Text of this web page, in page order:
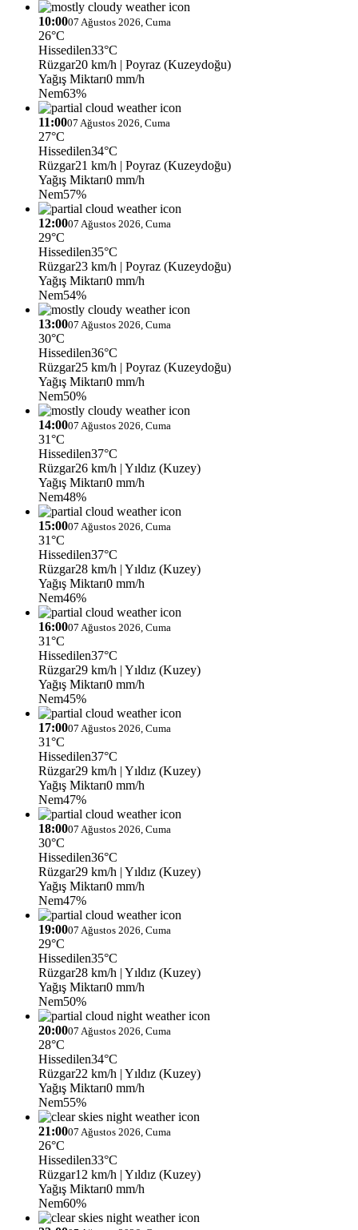
10:0007 Ağustos 2026, Cuma
26°C
Hissedilen33°C
Rüzgar20 km/h | Poyraz (Kuzeydoğu)
Yağış Miktarı0 mm/h
Nem63%
11:0007 Ağustos 2026, Cuma
27°C
Hissedilen34°C
Rüzgar21 km/h | Poyraz (Kuzeydoğu)
Yağış Miktarı0 mm/h
Nem57%
12:0007 Ağustos 2026, Cuma
29°C
Hissedilen35°C
Rüzgar23 km/h | Poyraz (Kuzeydoğu)
Yağış Miktarı0 mm/h
Nem54%
13:0007 Ağustos 2026, Cuma
30°C
Hissedilen36°C
Rüzgar25 km/h | Poyraz (Kuzeydoğu)
Yağış Miktarı0 mm/h
Nem50%
14:0007 Ağustos 2026, Cuma
31°C
Hissedilen37°C
Rüzgar26 km/h | Yıldız (Kuzey)
Yağış Miktarı0 mm/h
Nem48%
15:0007 Ağustos 2026, Cuma
31°C
Hissedilen37°C
Rüzgar28 km/h | Yıldız (Kuzey)
Yağış Miktarı0 mm/h
Nem46%
16:0007 Ağustos 2026, Cuma
31°C
Hissedilen37°C
Rüzgar29 km/h | Yıldız (Kuzey)
Yağış Miktarı0 mm/h
Nem45%
17:0007 Ağustos 2026, Cuma
31°C
Hissedilen37°C
Rüzgar29 km/h | Yıldız (Kuzey)
Yağış Miktarı0 mm/h
Nem47%
18:0007 Ağustos 2026, Cuma
30°C
Hissedilen36°C
Rüzgar29 km/h | Yıldız (Kuzey)
Yağış Miktarı0 mm/h
Nem47%
19:0007 Ağustos 2026, Cuma
29°C
Hissedilen35°C
Rüzgar28 km/h | Yıldız (Kuzey)
Yağış Miktarı0 mm/h
Nem50%
20:0007 Ağustos 2026, Cuma
28°C
Hissedilen34°C
Rüzgar22 km/h | Yıldız (Kuzey)
Yağış Miktarı0 mm/h
Nem55%
21:0007 Ağustos 2026, Cuma
26°C
Hissedilen33°C
Rüzgar12 km/h | Yıldız (Kuzey)
Yağış Miktarı0 mm/h
Nem60%